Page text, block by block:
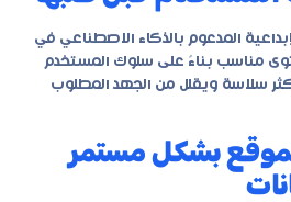
المدعوم بالذكاء الاصطناعي في
مناسب بناءً على سلوك المستخدم
سلاسة ويقلل من الجهد المطلوب
بشكل مستمر